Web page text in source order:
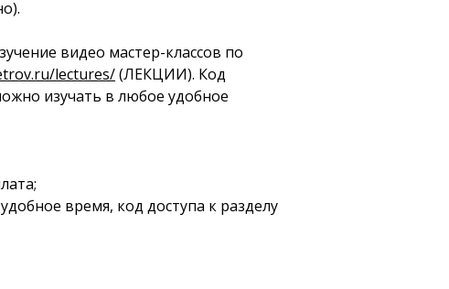
видео мастер-классов по
lectures/(ЛЕКЦИИ). Код
изучать в любое удобное
время, код доступа к разделу